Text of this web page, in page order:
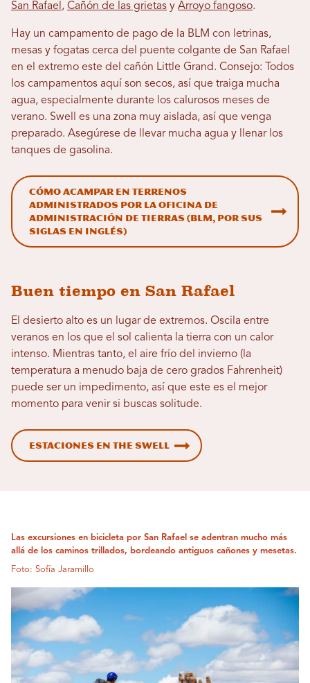
San Rafael , Cañón de las grietas y Arroyo fangoso.
Hay un campamento de pago de la BLM con letrinas,
mesas y fogatas cerca del puente colgante de San Rafael
en el extremo este del cañón Little Grand. Consejo: Todos
los campamentos aquí son secos, así que traiga mucha
agua, especialmente durante los calurosos meses de
verano. Swell es una zona muy aislada, así que venga
preparado. Asegúrese de llevar mucha agua y llenar los
tanques de gasolina.
Cómo acampar en terrenos
administrados por la Oficina de
Administración de Tierras (BLM, por sus
siglas en inglés)
Buen tiempo en San Rafael
El desierto alto es un lugar de extremos. Oscila entre
veranos en los que el sol calienta la tierra con un calor
intenso. Mientras tanto, el aire frío del invierno (la
temperatura a menudo baja de cero grados Fahrenheit)
puede ser un impedimento, así que este es el mejor
momento para venir si buscas solitude.
Estaciones en The Swell
Las excursiones en bicicleta por San Rafael se adentran mucho más
allá de los caminos trillados, bordeando antiguos cañones y mesetas.
Foto: Sofía Jaramillo